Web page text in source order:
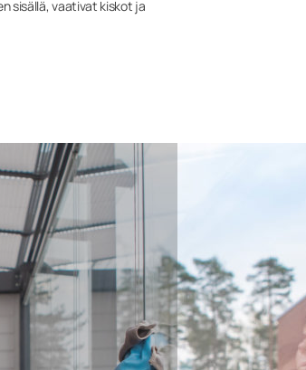
sisällä, vaativat kiskot ja